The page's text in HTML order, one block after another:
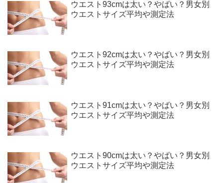
ウエスト93cmは太い？やばい？男女別
ウエストサイズ平均や測定法
ウエスト92cmは太い？やばい？男女別
ウエストサイズ平均や測定法
ウエスト91cmは太い？やばい？男女別
ウエストサイズ平均や測定法
ウエスト90cmは太い？やばい？男女別
ウエストサイズ平均や測定法